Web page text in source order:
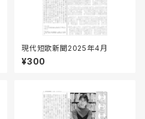
現代短歌新聞2025年4月
¥300